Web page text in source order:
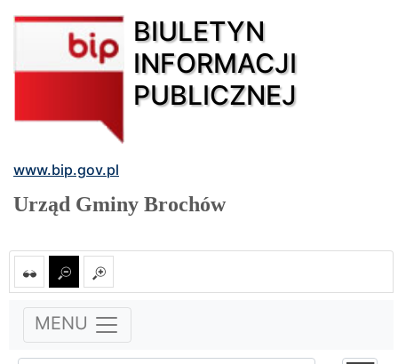
BIULETYN
INFORMACJI
PUBLICZNEJ
www.bip.gov.pl
Urząd Gminy Brochów
MENU